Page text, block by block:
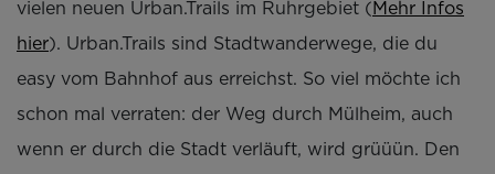
vielen neuen Urban.Trails im Ruhrgebiet (Mehr Infos
hier). Urban.Trails sind Stadtwanderwege, die du
easy vom Bahnhof aus erreichst. So viel möchte ich
schon mal verraten: der Weg durch Mülheim, auch
wenn er durch die Stadt verläuft, wird grüüün. Den